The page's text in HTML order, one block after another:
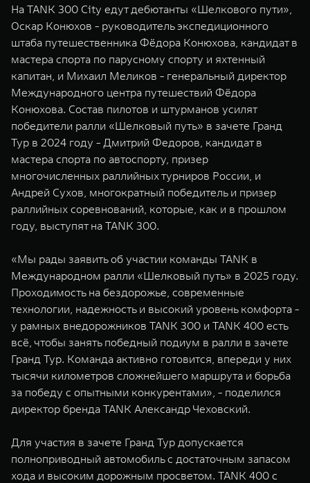
На TANK 300 City едут дебютанты «Шелкового пути»,
Оскар Конюхов - руководитель экспедиционного
штаба путешественника Фёдора Конюхова, кандидат в
мастера спорта по парусному спорту и яхтенный
капитан, и Михаил Меликов - генеральный директор
Международного центра путешествий Фёдора
Конюхова. Состав пилотов и штурманов усилят
победители ралли «Шелковый путь» в зачете Гранд
Тур в 2024 году - Дмитрий Федоров, кандидат в
мастера спорта по автоспорту, призер
многочисленных раллийных турниров России, и
Андрей Сухов, многократный победитель и призер
раллийных соревнований, которые, как и в прошлом
году, выступят на TANK 300.
«Мы рады заявить об участии команды TANK в
Международном ралли «Шелковый путь» в 2025 году.
Проходимость на бездорожье, современные
технологии, надежность и высокий уровень комфорта -
у рамных внедорожников TANK 300 и TANK 400 есть
всё, чтобы занять победный подиум в ралли в зачете
Гранд Тур. Команда активно готовится, впереди у них
тысячи километров сложнейшего маршрута и борьба
за победу с опытными конкурентами», - поделился
директор бренда TANK Александр Чеховский.
Для участия в зачете Гранд Тур допускается
полноприводный автомобиль с достаточным запасом
хода и высоким дорожным просветом. TANK 400 с